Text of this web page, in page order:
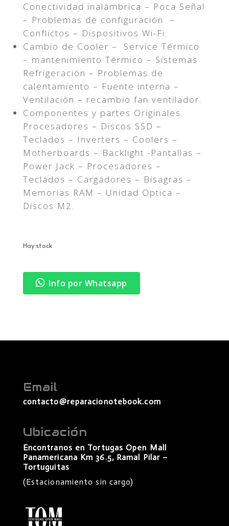
Conectividad inalámbrica – Poca Señal
– Problemas de configuración –
Conflictos – Dispositivos Wi-Fi.
Cambio de Cooler – Service Térmico
– mantenimiento Térmico – Sistemas
Refrigeración – Problemas de
calentamiento – Fuente interna –
Ventilación – recambio fan ventilador.
Componentes y partes Originales.
Procesadores – Discos SSD –
Teclados – Inverters – Coolers –
Motherboards – Backlight -Pantallas –
Power Jack – Procesadores –
Teclados – Cargadores – Bisagras –
Memorias RAM – Unidad Optica –
Discos M2.
Hay stock
Info por Whatsapp
Email
contacto@reparacionotebook.com
Ubicación
Encontranos en Tortugas Open Mall
Panamericana Km 36.5, Ramal Pilar –
Tortuguitas
(Estacionamiento sin cargo)